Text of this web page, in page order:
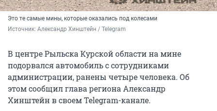
Это те самые мины, которые оказались под колесами
Источник: Александр Хинштейн / Telegram
В центре Рыльска Курской области на мине
подорвался автомобиль с сотрудниками
администрации, ранены четыре человека. Об
этом сообщил глава региона Александр
Хинштейн в своем Telegram-канале.